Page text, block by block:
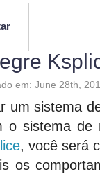
em: June 28th,
um sistema
o sistema de
, você será
os